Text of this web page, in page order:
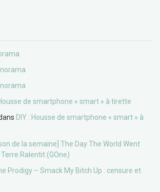
de smartphone « smart » à tirette
DIY : Housse de smartphone « smart » à
de la semaine] The Day The World Went
Ralentit (GOne)
Prodigy – Smack My Bitch Up : censure et